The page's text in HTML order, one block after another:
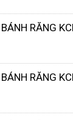
gội
nghiệm hóa
nước
RĂNG
RĂNG